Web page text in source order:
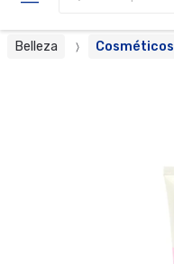
Belleza Cosméticos